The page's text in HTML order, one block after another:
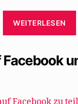
WEITERLESEN